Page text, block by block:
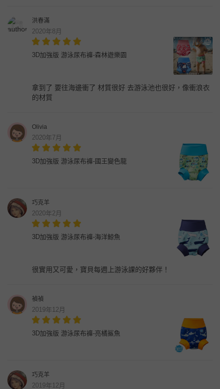
洪春滿
2020年8月
3D加強版 游泳尿布褲-森林遊樂園
拿到了 要往海邊衝了 材質很好 去游泳池也很好，像衝浪衣
的材質
Olivia
2020年7月
3D加強版 游泳尿布褲-國王變色龍
巧克羊
2020年2月
3D加強版 游泳尿布褲-海洋鯨魚
很實用又可愛，寶貝每週上游泳課的好夥伴！
禎禎
2019年12月
3D加強版 游泳尿布褲-亮橘鯊魚
巧克羊
2019年12月